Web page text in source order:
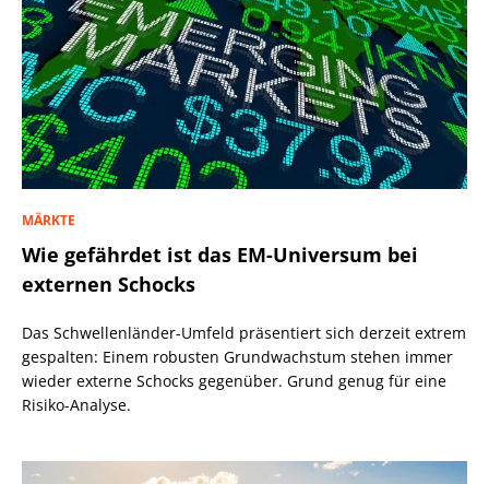
MÄRKTE
Wie gefährdet ist das EM-Universum bei
externen Schocks
Das Schwellenländer-Umfeld präsentiert sich derzeit extrem
gespalten: Einem robusten Grundwachstum stehen immer
wieder externe Schocks gegenüber. Grund genug für eine
Risiko-Analyse.